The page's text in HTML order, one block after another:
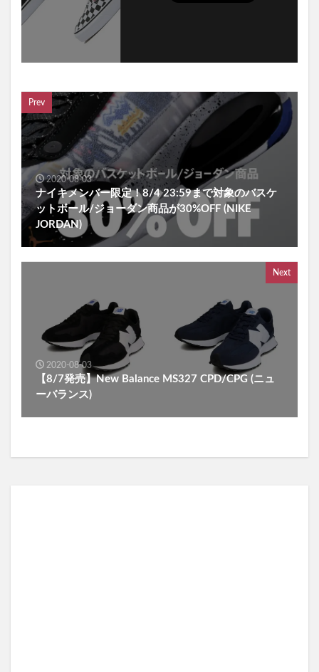
Prev
2020-08-03
ナイキメンバー限定！8/4 23:59まで対象のバスケ
ットボール/ジョーダン商品が30%OFF (NIKE
JORDAN)
Next
2020-08-03
【8/7発売】New Balance MS327 CPD/CPG (ニュ
ーバランス)